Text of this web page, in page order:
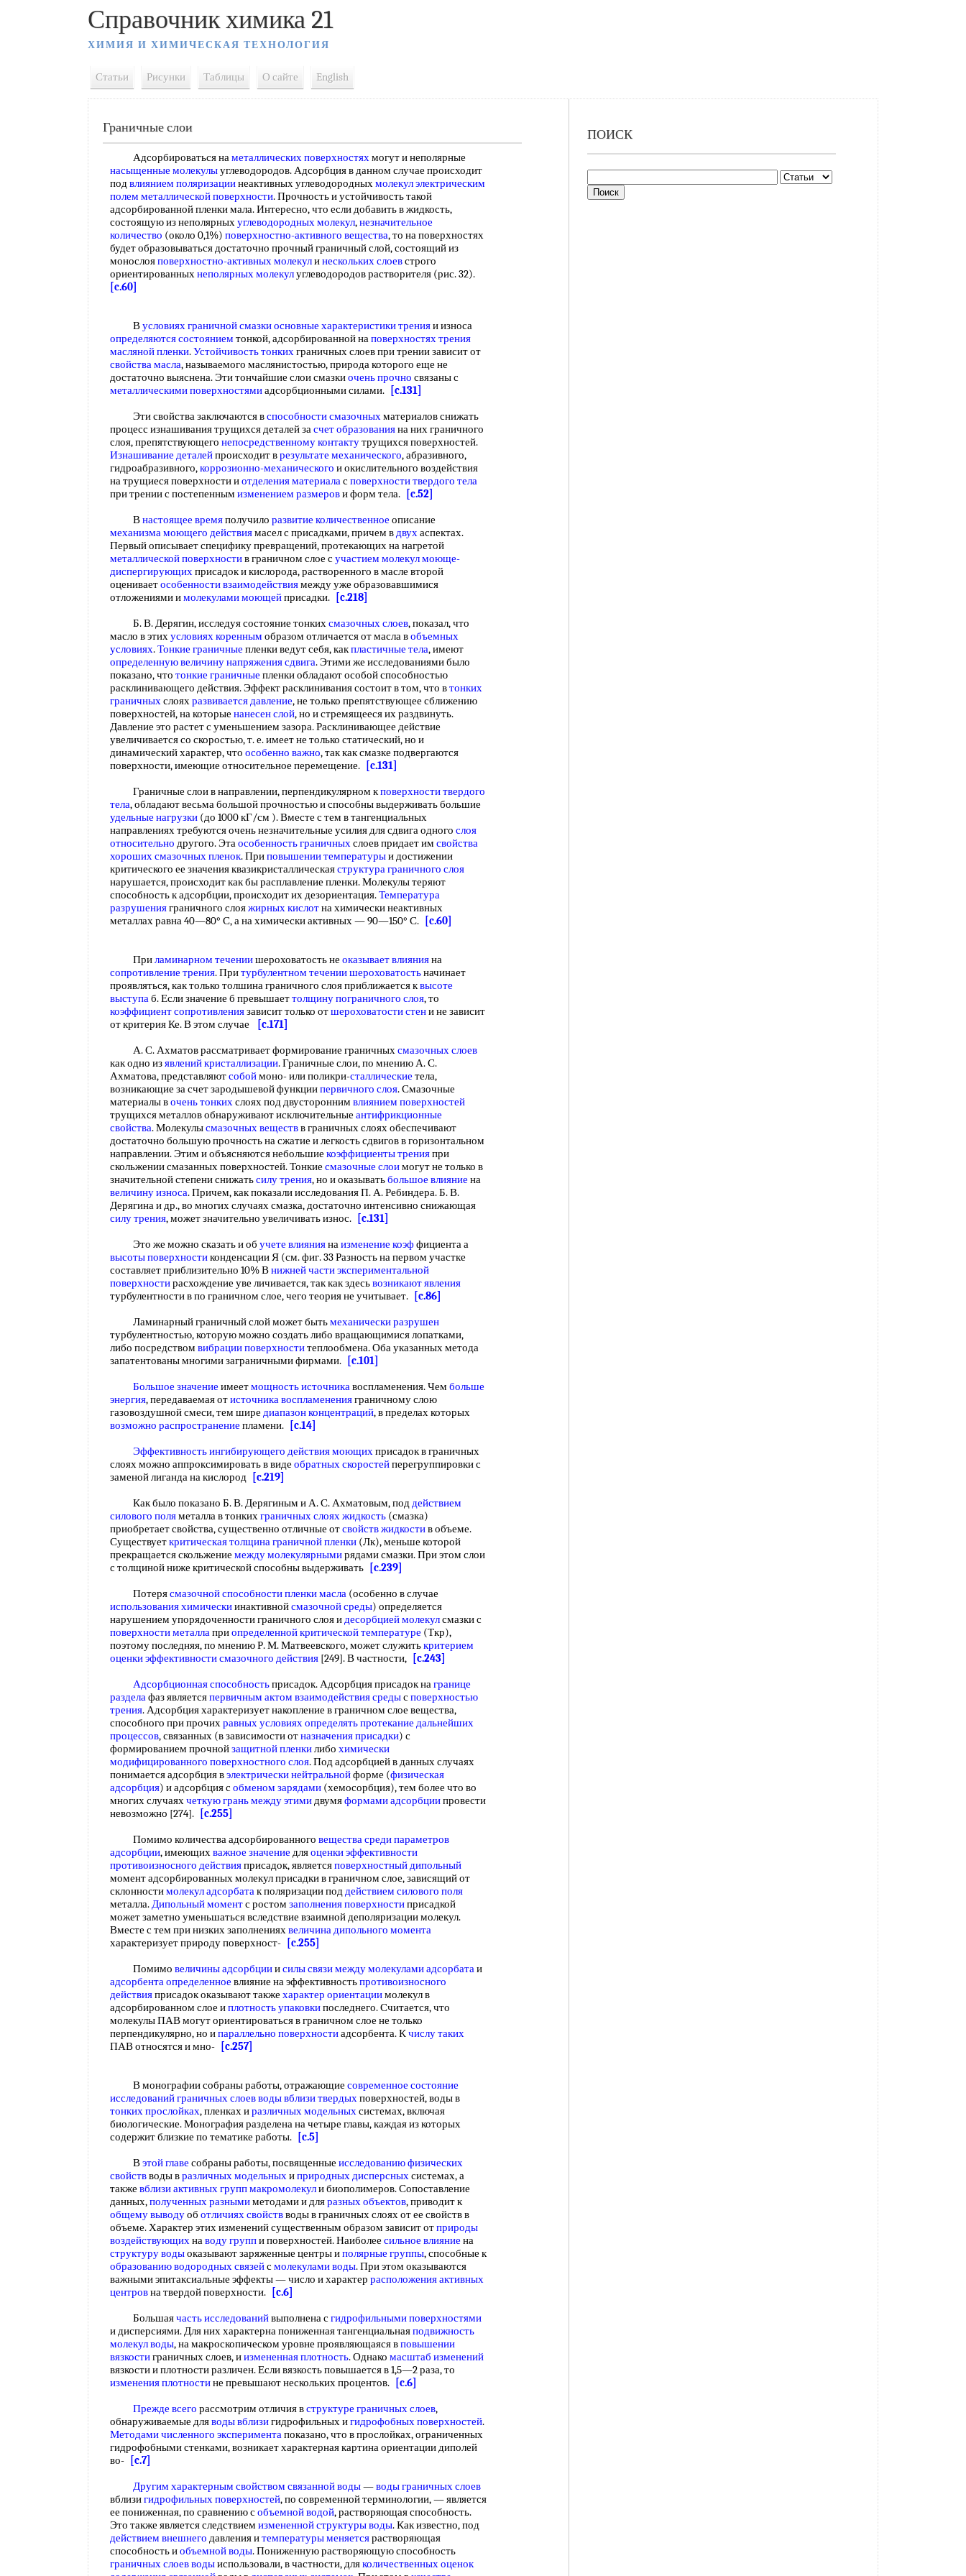
Справочник химика 21
ХИМИЯ И ХИМИЧЕСКАЯ ТЕХНОЛОГИЯ
Статьи Рисунки Таблицы О сайте English
Граничные слои
Адсорбироваться наметаллических поверхностяхмогут и неполярные
насыщенные молекулыуглеводородов. Адсорбция в данном случае происходит
подвлиянием поляризациинеактивных углеводородныхмолекул электрическим
полем металлической поверхности. Прочность и устойчивость такой
адсорбированной пленки мала. Интересно, что если добавить в жидкость,
состоящую из неполярныхуглеводородных молекул,незначительное
количество (около 0,1%) поверхностно-активного вещества, то на поверхностях
будет образовываться достаточно прочный граничный слой, состоящий из
монослояповерхностно-активных молекулинескольких слоевстрого
ориентированныхнеполярных молекулуглеводородов растворителя (рис. 32).
[c.60]
Вусловиях граничной смазкиосновные характеристики тренияи износа
определяются состоянием тонкой, адсорбированной наповерхностях трения
масляной пленки.Устойчивость тонкихграничных слоев при трении зависит от
свойства масла, называемого маслянистостью, природа которого еще не
достаточно выяснена. Эти тончайшие слои смазкиочень прочно связаны с
металлическими поверхностямиадсорбционными силами.
[c.131]
Эти свойства заключаются вспособности смазочныхматериалов снижать
процесс изнашивания трущихся деталей засчет образованияна них граничного
слоя, препятствующего непосредственному контактутрущихся поверхностей.
Изнашивание деталейпроисходит врезультате механического, абразивного,
гидроабразивного,коррозионно-механического и окислительного воздействия
на трущиеся поверхности иотделения материаласповерхности твердого тела
при трении с постепенным изменением размерови форм тела.
[c.52]
Внастоящее времяполучило развитие количественное описание
механизма моющего действиямасел с присадками, причем вдвухаспектах.
Первый описывает специфику превращений, протекающих на нагретой
металлической поверхностив граничном слое сучастием молекулмоюще-
диспергирующихприсадок и кислорода, растворенного в масле второй
оцениваетособенности взаимодействиямежду уже образовавшимися
отложениями имолекулами моющейприсадки.
[c.218]
Б. В. Дерягин, исследуя состояние тонкихсмазочных слоев, показал, что
масло в этихусловиях коренным образом отличается от масла вобъемных
условиях.Тонкие граничные пленки ведут себя, какпластичные тела, имеют
определенную величинунапряжения сдвига. Этими же исследованиями было
показано, что тонкие граничные пленки обладают особой способностью
расклинивающего действия. Эффект расклинивания состоит в том, что втонких
граничныхслояхразвивается давление, не только препятствующее сближению
поверхностей, на которые нанесен слой, но и стремящееся их раздвинуть.
Давление это растет с уменьшением зазора. Расклинивающее действие
увеличивается со скоростью, т. е. имеет не только статический, но и
динамический характер, что особенно важно, так как смазке подвергаются
поверхности, имеющие относительное перемещение.
[c.131]
Граничные слои в направлении, перпендикулярном кповерхности твердого
тела, обладают весьма большой прочностью и способны выдерживать большие
удельные нагрузки (до 1000 кГ/см ). Вместе с тем в тангенциальных
направлениях требуются очень незначительные усилия для сдвига одного слоя
относительно другого. Этаособенность граничныхслоев придает им свойства
хорошихсмазочных пленок. Приповышении температурыи достижении
критического ее значения квазикристаллическаяструктура граничного слоя
нарушается, происходит как бы расплавление пленки. Молекулы теряют
способность к адсорбции, происходит их дезориентация.Температура
разрушенияграничного слояжирных кислотна химически неактивных
металлах равна 40—80° С, а на химически активных — 90—150° С.
[c.60]
Приламинарном течениишероховатость не оказывает влиянияна
сопротивление трения. Притурбулентном течении шероховатостьначинает
проявляться, как только толшина граничного слоя приближается квысоте
выступаб. Если значение б превышаеттолщину пограничного слоя, то
коэффициент сопротивлениязависит только отшероховатости стени не зависит
от критерия Ке. В этом случае
[c.171]
А. С. Ахматов рассматривает формирование граничныхсмазочных слоев
как одно изявлений кристаллизации. Граничные слои, по мнению А. С.
Ахматова, представляютсобоймоно- или поликри-сталлические тела,
возникающие за счет зародышевой функциипервичного слоя. Смазочные
материалы вочень тонкихслоях под двусторонним влиянием поверхностей
трущихся металлов обнаруживают исключительные антифрикционные
свойства. Молекулысмазочных веществв граничных слоях обеспечивают
достаточно большую прочность на сжатие и легкость сдвигов в горизонтальном
направлении. Этим и объясняются небольшие коэффициенты тренияпри
скольжении смазанных поверхностей. Тонкие смазочные слоимогут не только в
значительной степени снижатьсилу трения, но и оказыватьбольшое влияние на
величину износа. Причем, как показали исследования П. А. Ребиндера. Б. В.
Дерягина и др., во многих случаях смазка, достаточно интенсивно снижающая
силу трения, может значительно увеличивать износ.
[c.131]
Это же можно сказать и об учете влияниянаизменение коэффициента а
высоты поверхностиконденсации Я (см. фиг. 33 Разность на первом участке
составляет приблизительно 10% Внижней частиэкспериментальной
поверхностирасхождение уве личивается, так как здесьвозникают явления
турбулентности в по граничном слое, чего теория не учитывает.
[c.86]
Ламинарный граничный слой может бытьмеханически разрушен
турбулентностью, которую можно создать либо вращающимися лопатками,
либо посредством вибрации поверхноститеплообмена. Оба указанных метода
запатентованы многими заграничными фирмами.
[c.101]
Большое значение имеетмощность источникавоспламенения. Чем больше
энергия, передаваемая отисточника воспламененияграничному слою
газовоздушной смеси, тем шире диапазон концентраций, в пределах которых
возможно распространение пламени.
[c.14]
Эффективность ингибирующего действия моющихприсадок в граничных
слоях можно аппроксимировать в виде обратных скоростейперегруппировки с
заменой лиганда на кислород
[c.219]
Как было показано Б. В. Дерягиным и А. С. Ахматовым, поддействием
силового поляметалла в тонкихграничных слоях жидкость (смазка)
приобретает свойства, существенно отличные отсвойств жидкостив объеме.
Существуеткритическая толщинаграничной пленки (Лк), меньше которой
прекращается скольжение между молекулярнымирядами смазки. При этом слои
с толщиной ниже критической способны выдерживать
[c.239]
Потерясмазочной способностипленки масла (особенно в случае
использования химическиинактивнойсмазочной среды) определяется
нарушением упорядоченности граничного слоя идесорбцией молекулсмазки с
поверхности металлаприопределенной критической температуре (Ткр),
поэтому последняя, по мнению Р. М. Матвеевского, может служитькритерием
оценки эффективностисмазочного действия [249]. В частности,
[c.243]
Адсорбционная способностьприсадок. Адсорбция присадок награнице
разделафаз являетсяпервичным актом взаимодействия средысповерхностью
трения. Адсорбция характеризует накопление в граничном слое вещества,
способного при прочихравных условияхопределять протекание дальнейших
процессов, связанных (в зависимости отназначения присадки) с
формированием прочнойзащитной пленкилибо химически
модифицированного поверхностного слоя. Под адсорбцией в данных случаях
понимается адсорбция вэлектрически нейтральнойформе (физическая
адсорбция) и адсорбция собменом зарядами (хемосорбция), тем более что во
многих случаяхчеткую граньмежду этимидвумяформами адсорбциипровести
невозможно [274].
[c.255]
Помимо количества адсорбированного вещества средипараметров
адсорбции, имеющихважное значение дляоценки эффективности
противоизносного действияприсадок, являетсяповерхностный дипольный
момент адсорбированных молекул присадки в граничном слое, зависящий от
склонностимолекул адсорбатак поляризации поддействием силового поля
металла.Дипольный моментс ростом заполнения поверхностиприсадкой
может заметно уменьшаться вследствие взаимной деполяризации молекул.
Вместе с тем при низких заполненияхвеличина дипольного момента
характеризует природу поверхност-
[c.255]
Помимо величины адсорбцииисилы связи междумолекулами адсорбатаи
адсорбента определенное влияние на эффективностьпротивоизносного
действияприсадок оказывают также характер ориентациимолекул в
адсорбированном слое иплотность упаковкипоследнего. Считается, что
молекулы ПАВ могут ориентироваться в граничном слое не только
перпендикулярно, но ипараллельно поверхностиадсорбента. Кчислу таких
ПАВ относятся и мно-
[c.257]
В монографии собраны работы, отражающие современное состояние
исследованийграничных слоев водывблизи твердыхповерхностей, воды в
тонких прослойках, пленках иразличных модельныхсистемах, включая
биологические. Монография разделена на четыре главы, каждая из которых
содержит близкие по тематике работы.
[c.5]
Вэтой главе собраны работы, посвященные исследованию физических
свойствводы вразличных модельныхиприродных дисперсныхсистемах, а
также вблизи активныхгрупп макромолекули биополимеров. Сопоставление
данных,полученных разнымиметодами и дляразных объектов, приводит к
общему выводуоб отличиях свойствводы в граничных слоях от ее свойств в
объеме. Характер этих изменений существенным образом зависит отприроды
воздействующихнаводу группи поверхностей. Наиболее сильное влияние на
структуру водыоказывают заряженные центры иполярные группы, способные к
образованию водородных связейсмолекулами воды. При этом оказываются
важными эпитаксиальные эффекты — число и характер расположения активных
центровна твердой поверхности.
[c.6]
Большаячасть исследованийвыполнена сгидрофильными поверхностями
и дисперсиями. Для них характерна пониженная тангенциальнаяподвижность
молекул воды, на макроскопическом уровне проявляющаяся вповышении
вязкостиграничных слоев, иизмененная плотность. Однако масштаб изменений
вязкости и плотности различен. Если вязкость повышается в 1,5—2 раза, то
изменения плотностине превышают нескольких процентов.
[c.6]
Прежде всего рассмотрим отличия вструктуре граничных слоев,
обнаруживаемые дляводы вблизигидрофильных игидрофобных поверхностей.
Методами численного экспериментапоказано, что в прослойках, ограниченных
гидрофобными стенками, возникает характерная картина ориентации диполей
во-
[c.7]
Другим характерным свойством связанной воды—воды граничных слоев
вблизигидрофильных поверхностей, по современной терминологии, — является
ее пониженная, по сравнению собъемной водой, растворяющая способность.
Это также является следствием измененной структуры воды. Как известно, под
действием внешнего давления итемпературы меняетсярастворяющая
способность иобъемной воды. Пониженную растворяющую способность
граничных слоев водыиспользовали, в частности, дляколичественных оценок
ПОИСК